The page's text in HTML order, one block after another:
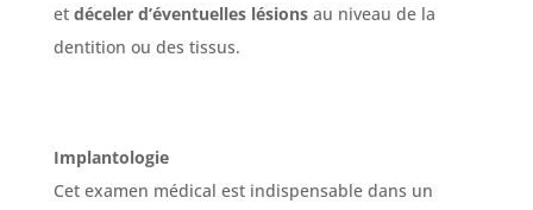
et déceler d’éventuelles lésionsau niveau de la
dentition ou des tissus.
Implantologie
Cet examen médical est indispensable dans un